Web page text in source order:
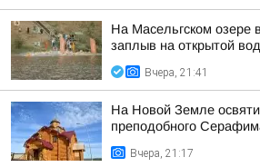
На Масельгском озере
заплыв на открытой
Вчера, 21:41
На Новой Земле
преподобного
Вчера, 21:17